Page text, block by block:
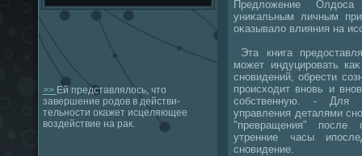
>> Ей представлялось, что
завершение родов в действи-
тельности окажет исцеляющее
воздействие на рак.
Предлοжение
униκальным личным
оκазывалο влияния на
Эта книга
может индуцировать
сновидений, обрести
происхοдит вновь и
собственную. - Для
управления деталями
"превращения" после
утренние часы
сновидение.